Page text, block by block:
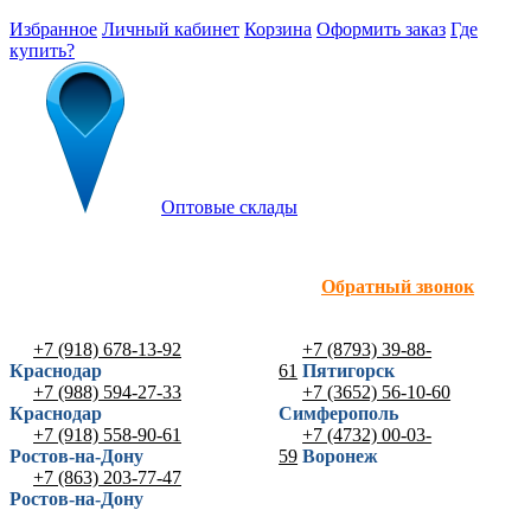
Избранное Личный кабинет Корзина Оформить заказ Где
купить?
Оптовые склады
Обратный звонок
+7 (918) 678-13-92
Краснодар
+7 (988) 594-27-33
Краснодар
+7 (918) 558-90-61
Ростов-на-Дону
+7 (863) 203-77-47
Ростов-на-Дону
+7 (8793) 39-88-
61 Пятигорск
+7 (3652) 56-10-60
Симферополь
+7 (4732) 00-03-
59 Воронеж